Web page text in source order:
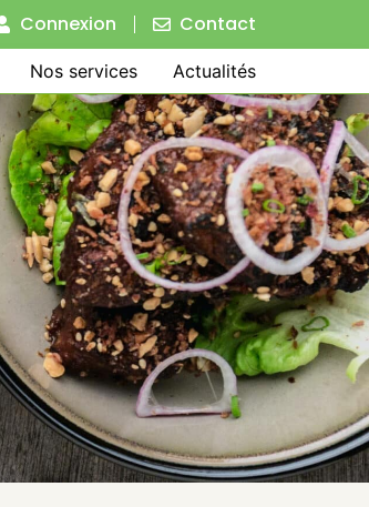
Connexion Contact
Nos services Actualités